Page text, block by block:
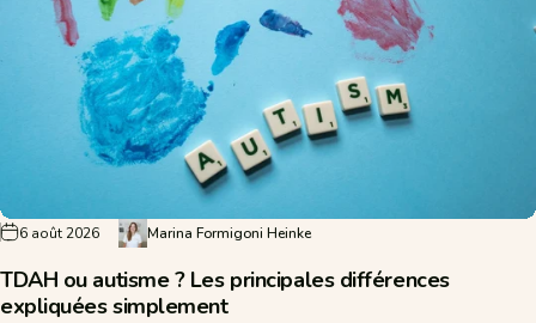
6 août 2026 Marina Formigoni Heinke
TDAH ou autisme ? Les principales différences
expliquées simplement